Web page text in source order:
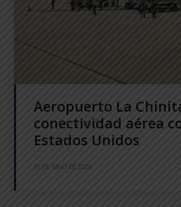
Aeropuerto La
conectividad aérea
Estados Unidos
15 DE JULIO DE 2026